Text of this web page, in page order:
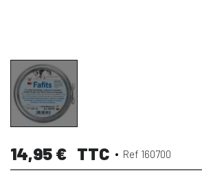
14,95 € TTC Ref 160700